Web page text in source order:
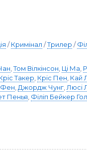
/Кримінал /Трилер /
,Том Вілкінсон Ці Ма
Такер Кріс Пен Кай
Джордж Чунг Люсі
Пенья Філіп Бейкер